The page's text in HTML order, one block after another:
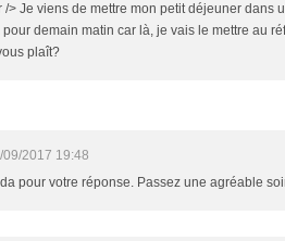
/> Je viens de mettre mon petit déjeuner dans
demain matin car là, je vais le mettre au
plaît?
09/2017 19:48
pour votre réponse. Passez une agréable